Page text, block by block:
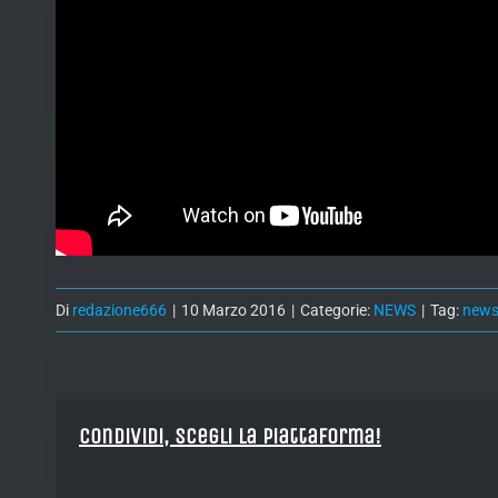
Di redazione666 | 10 Marzo 2016 | Categorie: NEWS | Tag: news
Condividi, Scegli la piattaforma!